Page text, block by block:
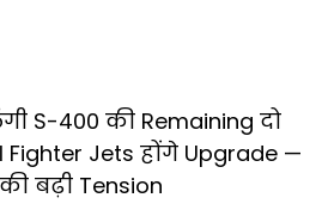
S-400 की Remaining दो
Fighter Jets होंगे Upgrade —
बढ़ी Tension